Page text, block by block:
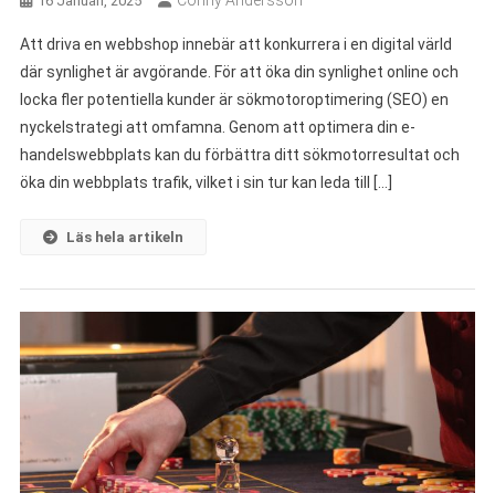
Att driva en webbshop innebär att konkurrera i en digital värld
där synlighet är avgörande. För att öka din synlighet online och
locka fler potentiella kunder är sökmotoroptimering (SEO) en
nyckelstrategi att omfamna. Genom att optimera din e-
handelswebbplats kan du förbättra ditt sökmotorresultat och
öka din webbplats trafik, vilket i sin tur kan leda till […]
Läs hela artikeln